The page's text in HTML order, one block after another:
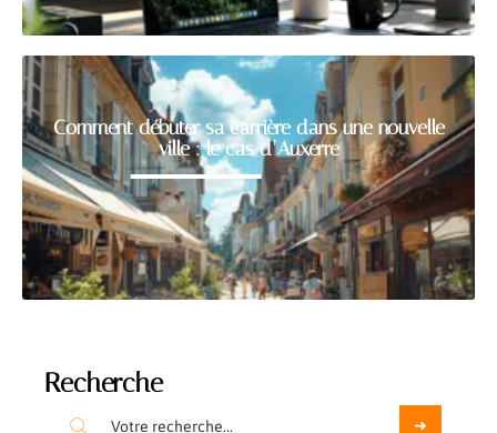
Comment débuter sa carrière dans une nouvelle
ville : le cas d’Auxerre
Recherche